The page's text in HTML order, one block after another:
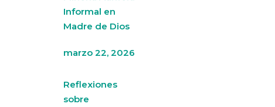
Informal en
Madre de Dios
marzo 22, 2026
Reflexiones
sobre